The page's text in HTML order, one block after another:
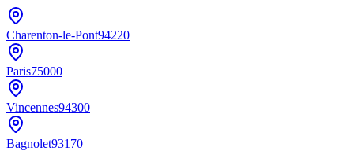
Charenton-le-Pont94220
Paris75000
Vincennes94300
Bagnolet93170